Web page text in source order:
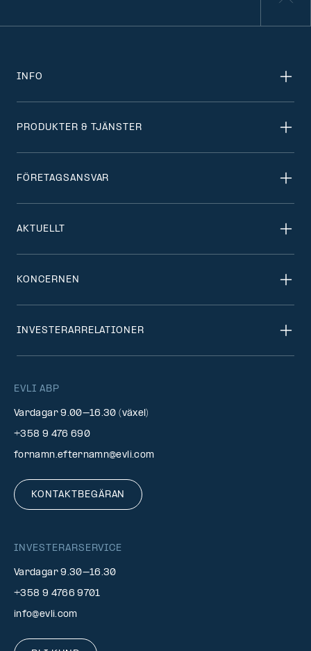
EVLI ABP
Vardagar 9.00–16.30 (växel)
+358 9 476 690
fornamn.efternamn@evli.com
KONTAKTBEGÄRAN
INVESTERARSERVICE
Vardagar 9.30–16.30
+358 9 4766 9701
info@evli.com
INFO
PRODUKTER & TJÄNSTER
FÖRETAGSANSVAR
AKTUELLT
KONCERNEN
INVESTERARRELATIONER